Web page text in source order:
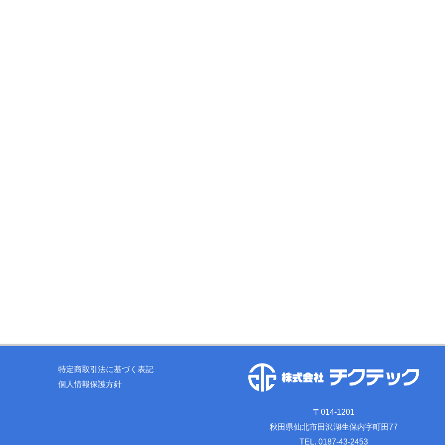
特定商取引法に基づく表記
個人情報保護方針
〒014-1201
秋田県仙北市田沢湖生保内字町田77
TEL. 0187-43-2453